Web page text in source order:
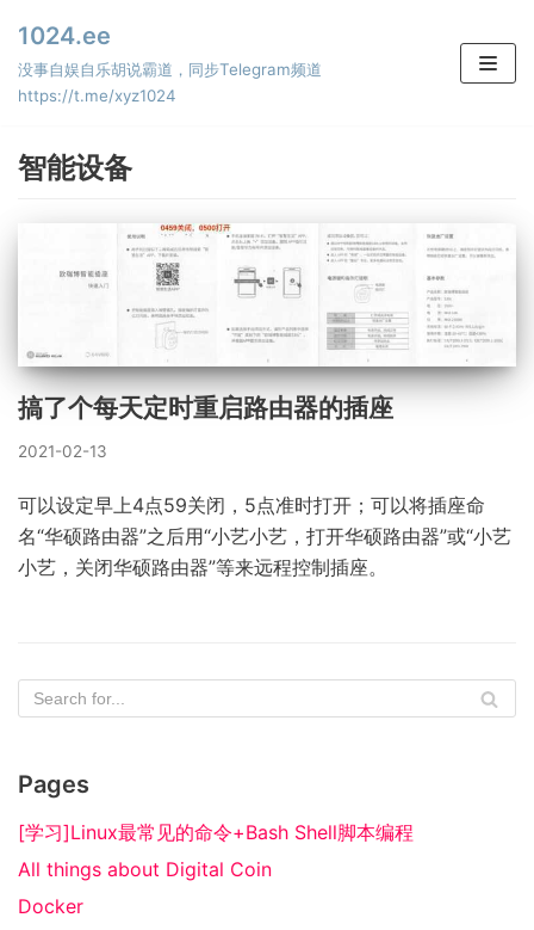
Skip
to
content
1024.ee
没事自娱自乐胡说霸道，同步Telegram频道
https://t.me/xyz1024
智能设备
搞了个每天定时重启路由器的插座
2021-02-13
可以设定早上4点59关闭，5点准时打开；可以将插座命
名“华硕路由器”之后用“小艺小艺，打开华硕路由器”或“小艺
小艺，关闭华硕路由器”等来远程控制插座。
Pages
[学习]Linux最常见的命令+Bash Shell脚本编程
All things about Digital Coin
Docker